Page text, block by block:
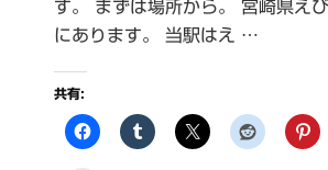
す。 まずは場所から。 宮崎県え
にあります。 当駅はえ …
共有: